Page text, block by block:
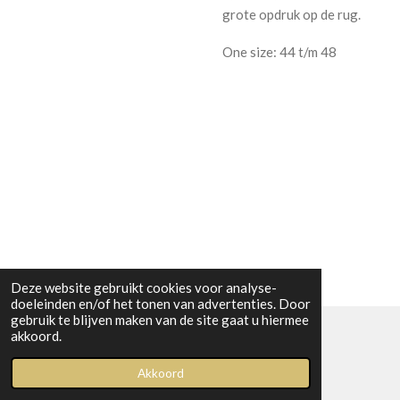
Deze website gebruikt cookies voor analyse-
doeleinden en/of het tonen van advertenties. Door
gebruik te blijven maken van de site gaat u hiermee
akkoord.
Akkoord
grote opdruk op de rug.
One size: 44 t/m 48